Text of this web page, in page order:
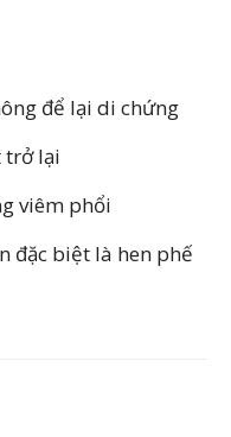
để lại di chứng
trở lại
viêm phổi
đặc biệt là hen phế